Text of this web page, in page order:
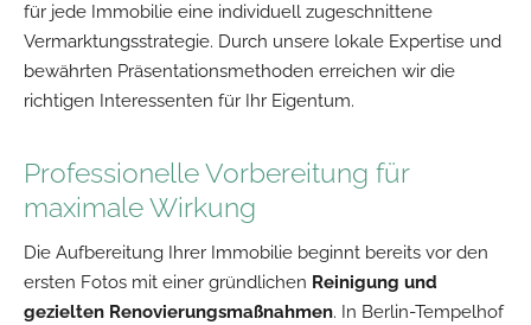
für jede Immobilie eine individuell zugeschnittene
Vermarktungsstrategie. Durch unsere lokale Expertise und
bewährten Präsentationsmethoden erreichen wir die
richtigen Interessenten für Ihr Eigentum.
Professionelle Vorbereitung für
maximale Wirkung
Die Aufbereitung Ihrer Immobilie beginnt bereits vor den
ersten Fotos mit einer gründlichen Reinigung und
gezielten Renovierungsmaßnahmen. In Berlin-Tempelhof